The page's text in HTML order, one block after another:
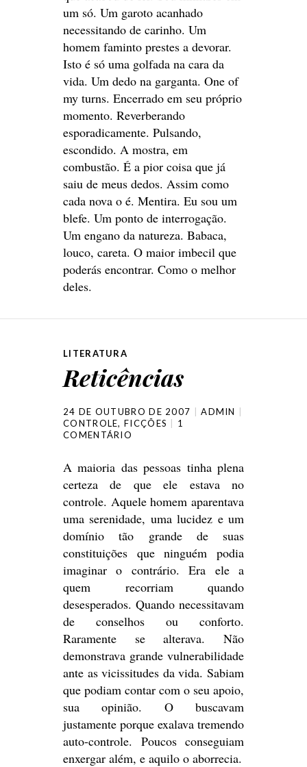
um só. Um garoto acanhado
necessitando de carinho. Um
homem faminto prestes a devorar.
Isto é só uma golfada na cara da
vida. Um dedo na garganta. One of
my turns. Encerrado em seu próprio
momento. Reverberando
esporadicamente. Pulsando,
escondido. A mostra, em
combustão. É a pior coisa que já
saiu de meus dedos. Assim como
cada nova o é. Mentira. Eu sou um
blefe. Um ponto de interrogação.
Um engano da natureza. Babaca,
louco, careta. O maior imbecil que
poderás encontrar. Como o melhor
deles.
LITERATURA
Reticências
24 DE OUTUBRO DE 2007
ADMIN
CONTROLE,FICÇÕES
1
COMENTÁRIO
A maioria das pessoas tinha plena
certeza de que ele estava no
controle. Aquele homem aparentava
uma serenidade, uma lucidez e um
domínio tão grande de suas
constituições que ninguém podia
imaginar o contrário. Era ele a
quem recorriam quando
desesperados. Quando necessitavam
de conselhos ou conforto.
Raramente se alterava. Não
demonstrava grande vulnerabilidade
ante as vicissitudes da vida. Sabiam
que podiam contar com o seu apoio,
sua opinião. O buscavam
justamente porque exalava tremendo
auto-controle. Poucos conseguiam
enxergar além, e aquilo o aborrecia.